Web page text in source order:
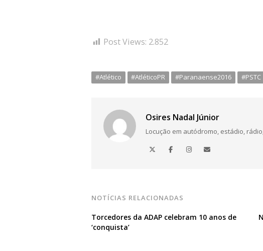
Post Views: 2.852
#Atlético #AtléticoPR #Paranaense2016 #PSTC
Osires Nadal Júnior
Locução em autódromo, estádio,
NOTÍCIAS RELACIONADAS
Torcedores da ADAP celebram 10 anos de
‘conquista’